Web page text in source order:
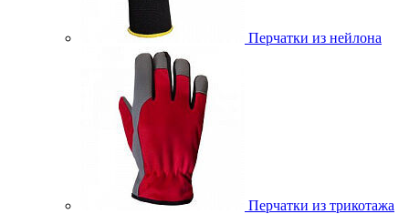
Перчатки из нейлона
Перчатки из трикотажа